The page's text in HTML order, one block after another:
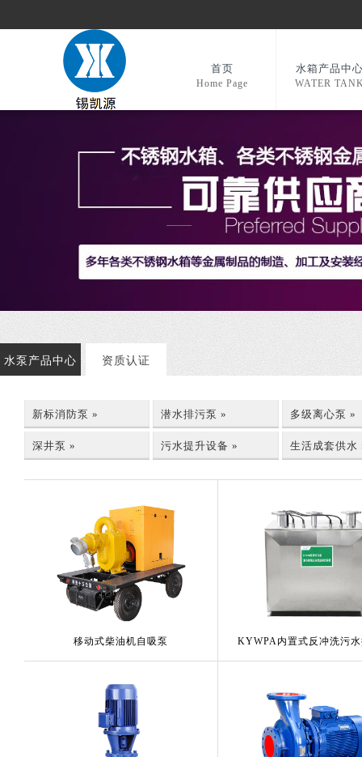
首页
Home Page
水箱产品中
WATER
水泵产品中心 资质认证
新标消防泵 » 潜水排污泵 » 多级离心泵 »
深井泵 » 污水提升设备 » 生活成套供水
移动式柴油机自吸泵 KYWPA内置式反冲洗污